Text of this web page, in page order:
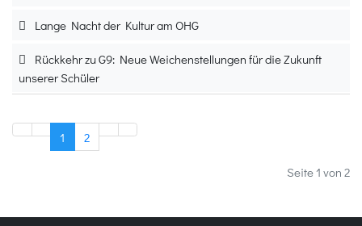
Lange Nacht der Kultur am OHG
Rückkehr zu G9: Neue Weichenstellungen für die Zukunft
unserer Schüler
1 2
Seite 1 von 2